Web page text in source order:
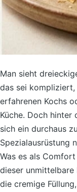
Man sieht
das sei
erfahrenen Kochs
Küche. Doch hinter
sich ein durchaus
Spezialausrüstung
Was es als
dieser unmittelbare
die cremige